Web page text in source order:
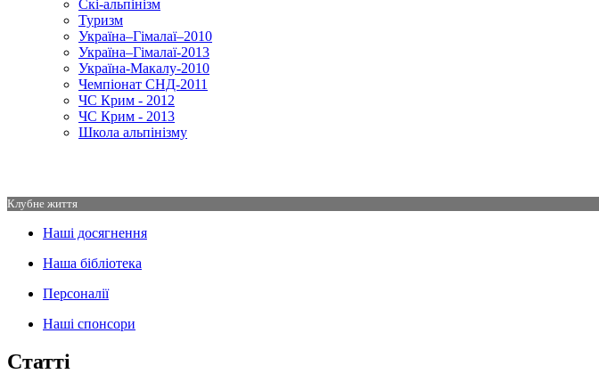
Скі-альпінізм
Туризм
Україна–Гімалаї–2010
Україна–Гімалаї-2013
Україна-Макалу-2010
Чемпіонат СНД-2011
ЧС Крим - 2012
ЧС Крим - 2013
Школа альпінізму
Клубне життя
Наші досягнення
Наша бібліотека
Персоналії
Наші спонсори
Статті